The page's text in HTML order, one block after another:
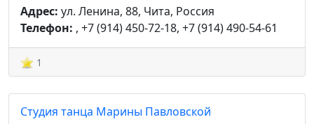
Адрес: ул. Ленина, 88, Чита, Россия
Телефон: , +7 (914) 450-72-18, +7 (914) 490-54-61
1
Студия танца Марины Павловской